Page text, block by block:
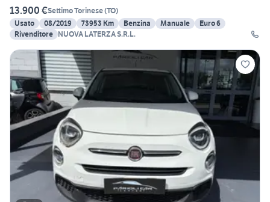
13.900 €Settimo Torinese(TO)
Usato
08/2019 73953 Km Benzina Manuale
Euro 6
Rivenditore NUOVA LATERZA S.R.L.